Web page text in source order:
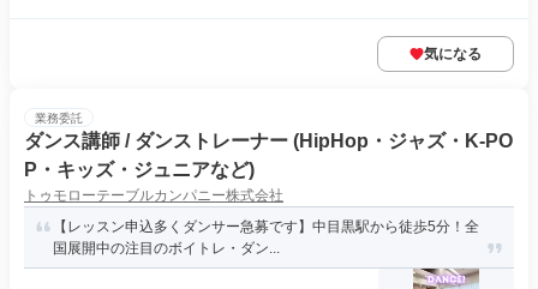
気になる
業務委託
ダンス講師 / ダンストレーナー (HipHop・ジャズ・K-PO
P・キッズ・ジュニアなど)
トゥモローテーブルカンパニー株式会社
【レッスン申込多くダンサー急募です】中目黒駅から徒歩5分！全
国展開中の注目のボイトレ・ダン...